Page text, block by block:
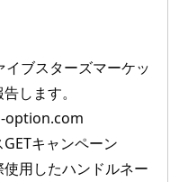
ブスターズマーケッ
します。
option.com
キャンペーン
用したハンドルネー